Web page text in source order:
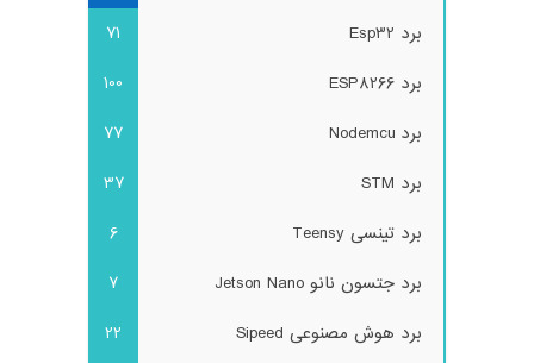
برد Esp32
71
برد ESP8266
100
برد Nodemcu
77
برد STM
37
برد تینسی Teensy
6
برد جتسون نانو Jetson Nano
7
برد هوش مصنوعی Sipeed
22